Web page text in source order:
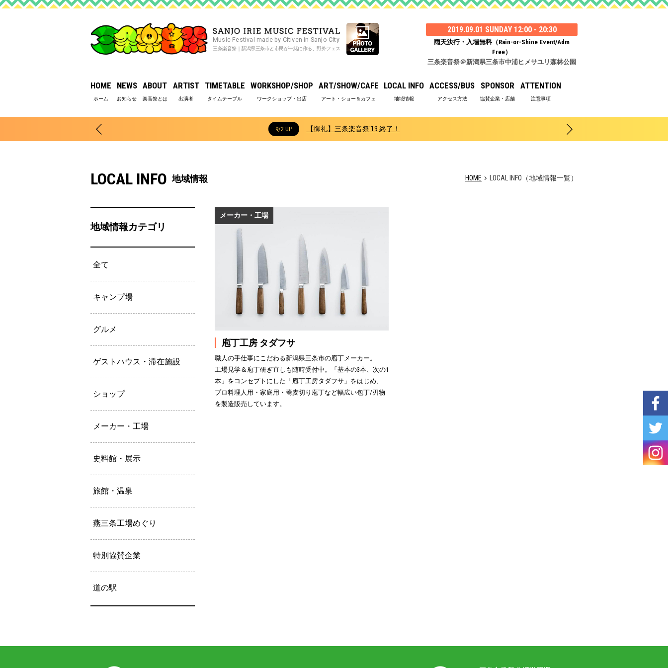
Music Festival made by Citiven in Sanjo City
三条楽音祭｜新潟県三条市と市民が一緒に作る、野外フェス
2019.09.01 SUNDAY 12:00 - 20:30
雨天決行・入場無料（Rain-or-Shine Event/Adm
Free）
三条楽音祭＠新潟県三条市中浦ヒメサユリ森林公園
HOME NEWS ABOUT ARTIST TIMETABLE WORKSHOP/SHOP ART/SHOW/CAFE LOCAL INFO ACCESS/BUS SPONSOR ATTENTION
9/2 UP 【御礼】三条楽音祭'19 終了！
LOCAL INFO 地域情報 HOME LOCAL INFO（地域情報一覧）
メーカー・工場
庖丁工房 タダフサ
職人の手仕事にこだわる新潟県三条市の庖丁メーカー。
工場見学＆庖丁研ぎ直しも随時受付中。「基本の3本、次の1
本」をコンセプトにした「庖丁工房タダフサ」をはじめ、
プロ料理人用・家庭用・蕎麦切り庖丁など幅広い包丁/刃物
を製造販売しています。
地域情報カテゴリ
全て
キャンプ場
グルメ
ゲストハウス・滞在施設
ショップ
メーカー・工場
史料館・展示
旅館・温泉
燕三条工場めぐり
特別協賛企業
道の駅